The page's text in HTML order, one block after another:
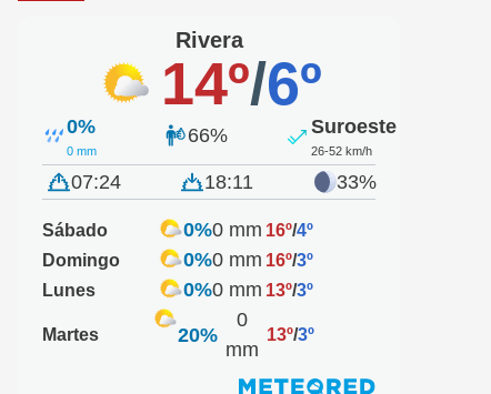
Rivera
14º/6º
0%
0 mm
66% Suroeste
26-52 km/h
07:24 18:11 33%
Sábado 0%0 mm 16º/4º
Domingo
0%0 mm 16º/3º
Lunes
0%0 mm 13º/3º
Martes 20%
0
mm
13º/3º